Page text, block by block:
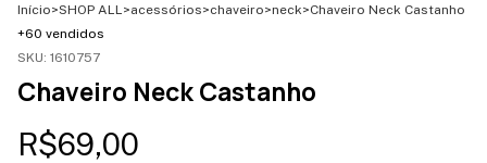
Início>SHOP ALL>acessórios>chaveiro>neck>Chaveiro Neck Castanho
+60 vendidos
SKU: 1610757
Chaveiro Neck Castanho
R$69,00